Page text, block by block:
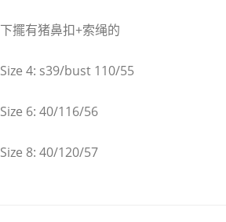
下擺有猪鼻扣+索绳的
Size 4: s39/bust 110/55
Size 6: 40/116/56
Size 8: 40/120/57